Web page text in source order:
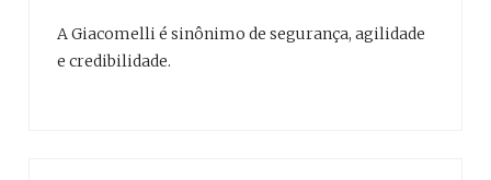
A Giacomelli é sinônimo de segurança, agilidade
e credibilidade.